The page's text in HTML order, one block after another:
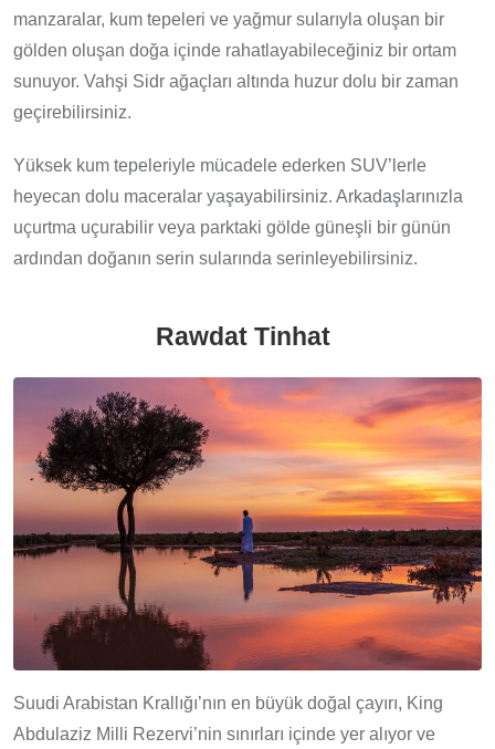
manzaralar, kum tepeleri ve yağmur sularıyla oluşan bir
gölden oluşan doğa içinde rahatlayabileceğiniz bir ortam
sunuyor. Vahşi Sidr ağaçları altında huzur dolu bir zaman
geçirebilirsiniz.
Yüksek kum tepeleriyle mücadele ederken SUV’lerle
heyecan dolu maceralar yaşayabilirsiniz. Arkadaşlarınızla
uçurtma uçurabilir veya parktaki gölde güneşli bir günün
ardından doğanın serin sularında serinleyebilirsiniz.
Rawdat Tinhat
Suudi Arabistan Krallığı’nın en büyük doğal çayırı, King
Abdulaziz Milli Rezervi’nin sınırları içinde yer alıyor ve